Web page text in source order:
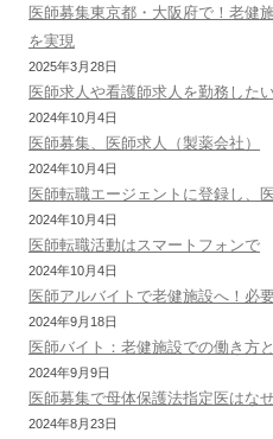
医師募集東京都・大阪府で！老健
を実現
2025年3月28日
医師求人や看護師求人を勤務した
2024年10月4日
医師募集、医師求人（製薬会社）
2024年10月4日
医師転職エージェントに登録し、
2024年10月4日
医師転職活動はスマートフォンで
2024年10月4日
医師アルバイトで老健施設へ！必
2024年9月18日
医師バイト：老健施設での働き方
2024年9月9日
医師募集で母体保護法指定医はな
2024年8月23日